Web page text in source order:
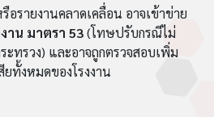
อรายงานคลาดเคลื่อน อาจเข้าข่าย
าน มาตรา 53(โทษปรับกรณีไม่
ทรวง) และอาจถูกตรวจสอบเพิ่ม
ยทั้งหมดของโรงงาน